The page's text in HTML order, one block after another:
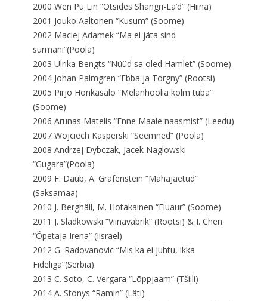
2000 Wen Pu Lin “Otsides Shangri-La’d” (Hiina)
2001 Jouko Aaltonen “Kusum” (Soome)
2002 Maciej Adamek “Ma ei jäta sind
surmani”(Poola)
2003 Ulrika Bengts “Nüüd sa oled Hamlet” (Soome)
2004 Johan Palmgren “Ebba ja Torgny” (Rootsi)
2005 Pirjo Honkasalo “Melanhoolia kolm tuba”
(Soome)
2006 Arunas Matelis “Enne Maale naasmist” (Leedu)
2007 Wojciech Kasperski “Seemned” (Poola)
2008 Andrzej Dybczak, Jacek Naglowski
“Gugara”(Poola)
2009 F. Daub, A. Gräfenstein “Mahajäetud”
(Saksamaa)
2010 J. Berghäll, M. Hotakainen “Eluaur” (Soome)
2011 J. Sladkowski “Viinavabrik” (Rootsi) & I. Chen
“Õpetaja Irena” (Iisrael)
2012 G. Radovanovic “Mis ka ei juhtu, ikka
Fideliga”(Serbia)
2013 C. Soto, C. Vergara “Lõppjaam” (Tšiili)
2014 A. Stonys “Ramin” (Läti)